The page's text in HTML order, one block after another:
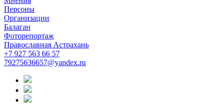
Персоны
Организации
Балаган
Фоторепортаж
Православная Астрахань
+7 927 563 66 57
79275636657@yandex.ru